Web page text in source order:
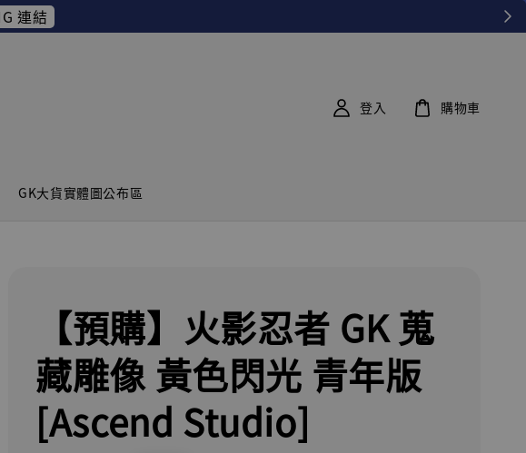
連結
GK大貨實體圖公布區
登入 購物車
【預購】火影忍者 GK 蒐
藏雕像 黃色閃光 青年版
[Ascend Studio]